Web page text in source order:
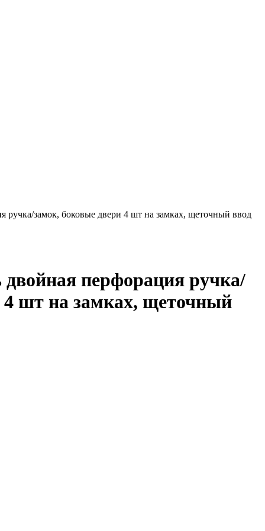
ручка/замок, боковые двери 4 шт на замках, щеточный ввод
перфорация ручка/
4 шт на замках, щеточный